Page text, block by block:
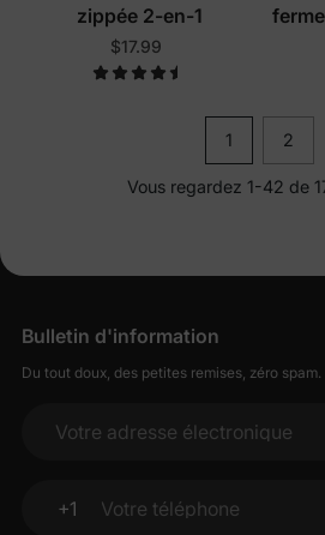
zippée 2-en-1
$17.99
1 2
Vous regardez 1-42 de
Bulletin d'information
Du tout doux, des petites remises, zéro spam.
Votre adresse électronique
+1
Votre téléphone